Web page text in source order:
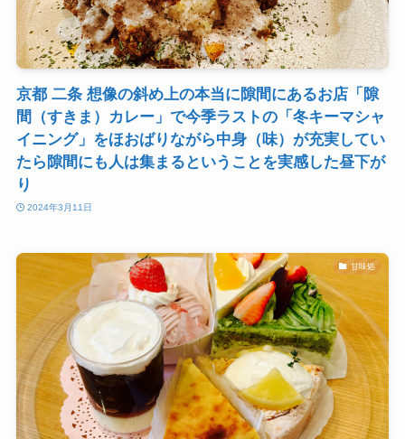
京都 二条 想像の斜め上の本当に隙間にあるお店「隙
間（すきま）カレー」で今季ラストの「冬キーマシャ
イニング」をほおばりながら中身（味）が充実してい
たら隙間にも人は集まるということを実感した昼下が
り
2024年3月11日
甘味処